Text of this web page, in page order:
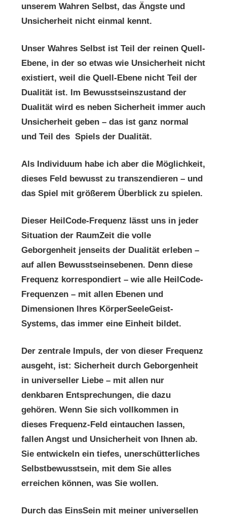
unserem Wahren Selbst, das Ängste und
Unsicherheit nicht einmal kennt.
Unser Wahres Selbst ist Teil der reinen Quell-
Ebene, in der so etwas wie Unsicherheit nicht
existiert, weil die Quell-Ebene nicht Teil der
Dualität ist. Im Bewusstseinszustand der
Dualität wird es neben Sicherheit immer auch
Unsicherheit geben – das ist ganz normal
und Teil des Spiels der Dualität.
Als Individuum habe ich aber die Möglichkeit,
dieses Feld bewusst zu transzendieren – und
das Spiel mit größerem Überblick zu spielen.
Dieser HeilCode-Frequenz lässt uns in jeder
Situation der RaumZeit die volle
Geborgenheit jenseits der Dualität erleben –
auf allen Bewusstseinsebenen. Denn diese
Frequenz korrespondiert – wie alle HeilCode-
Frequenzen – mit allen Ebenen und
Dimensionen Ihres KörperSeeleGeist-
Systems, das immer eine Einheit bildet.
Der zentrale Impuls, der von dieser Frequenz
ausgeht, ist: Sicherheit durch Geborgenheit
in universeller Liebe – mit allen nur
denkbaren Entsprechungen, die dazu
gehören. Wenn Sie sich vollkommen in
dieses Frequenz-Feld eintauchen lassen,
fallen Angst und Unsicherheit von Ihnen ab.
Sie entwickeln ein tiefes, unerschütterliches
Selbstbewusstsein, mit dem Sie alles
erreichen können, was Sie wollen.
Durch das EinsSein mit meiner universellen